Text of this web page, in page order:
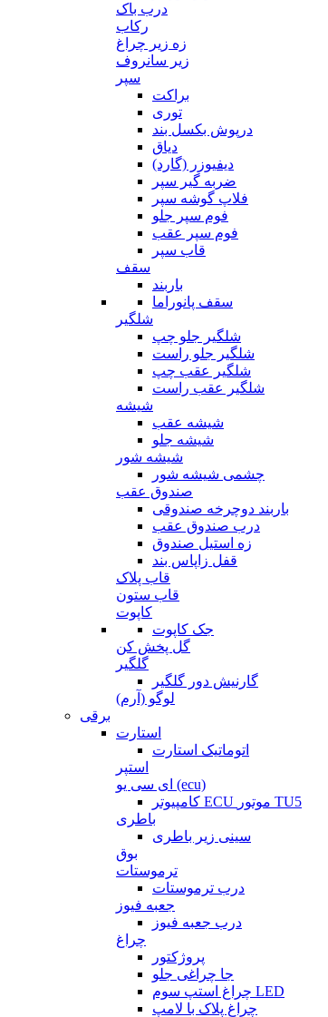
درب باک
رکاب
زه زیر چراغ
زیر سانروف
سپر
براکت
توری
درپوش بکسل بند
دیاق
دیفیوزر (گارد)
ضربه گیر سپر
فلاپ گوشه سپر
فوم سپر جلو
فوم سپر عقب
قاب سپر
سقف
باربند
سقف پانوراما
شلگیر
شلگیر جلو چپ
شلگیر جلو راست
شلگیر عقب چپ
شلگیر عقب راست
شیشه
شیشه عقب
شیشه جلو
شیشه شور
چشمی شیشه شور
صندوق عقب
باربند دوچرخه صندوقی
درب صندوق عقب
زه استیل صندوق
قفل زاپاس بند
قاب پلاک
قاب ستون
کاپوت
جک کاپوت
گل پخش کن
گلگیر
گارنیش دور گلگیر
لوگو (آرم)
برقی
استارت
اتوماتیک استارت
استپر
ای سی یو (ecu)
کامپیوتر ECU موتور TU5
باطری
سینی زیر باطری
بوق
ترموستات
درب ترموستات
جعبه فیوز
درب جعبه فیوز
چراغ
پروژکتور
جا چراغی جلو
چراغ استپ سوم LED
چراغ پلاک با لامپ